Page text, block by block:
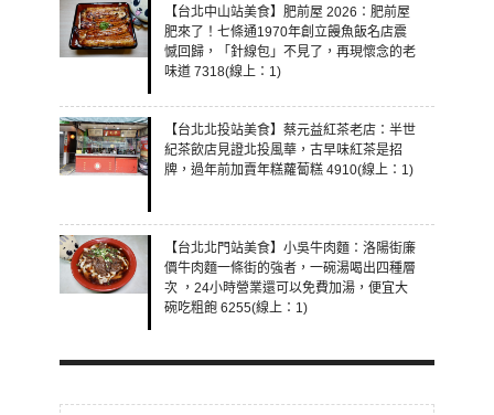
【台北中山站美食】肥前屋 2026：肥前屋
肥來了！七條通1970年創立饅魚飯名店震
憾回歸，「針線包」不見了，再現懷念的老
味道 7318(線上：1)
【台北北投站美食】蔡元益紅茶老店：半世
紀茶飲店見證北投風華，古早味紅茶是招
牌，過年前加賣年糕蘿蔔糕 4910(線上：1)
【台北北門站美食】小吳牛肉麵：洛陽街廉
價牛肉麵一條街的強者，一碗湯喝出四種層
次 ，24小時營業還可以免費加湯，便宜大
碗吃粗飽 6255(線上：1)